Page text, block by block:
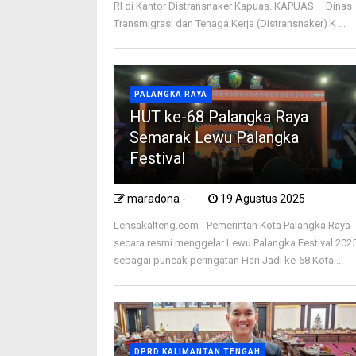
RI di Kantor Distransnaker Kapuas. KAPUAS – Dinas
Transmigrasi dan Tenaga Kerja (Distransnaker) K ...
PALANGKA RAYA
HUT ke-68 Palangka Raya
Semarak Lewu Palangka
Festival
maradona - 19 Agustus 2025
Lensakalteng.com - Pemerintah Kota Palangka Raya
secara resmi menggelar Lewu Palangka Festival
sebagai puncak peringatan Hari Jadi ke-68 Kota ...
DPRD KALIMANTAN TENGAH